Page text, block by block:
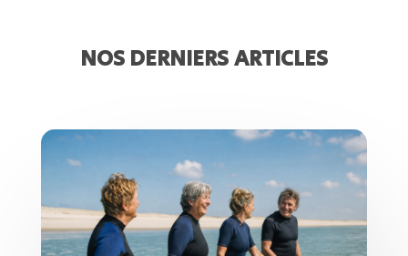
NOS DERNIERS ARTICLES